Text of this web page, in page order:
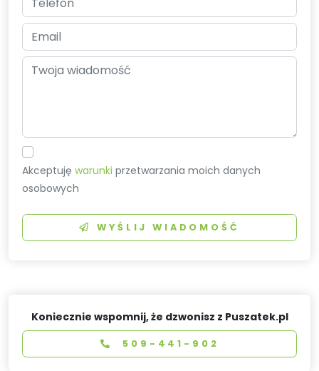
Akceptujęwarunki przetwarzania moich danych
osobowych
WYŚLIJ WIADOMOŚĆ
Koniecznie wspomnij, że dzwonisz z Puszatek.pl
509-441-902